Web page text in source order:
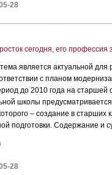
28
сегодня, его профессия
является актуальной для
с планом
до 2010 года на старшей
школы
– создание в старших
подготовки. Содержание и
28